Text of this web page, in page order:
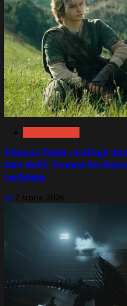
Filmová Zelda rozšiřuje
Sam Neill, Yvonne
Lachman
Jiří7 srpna, 2026